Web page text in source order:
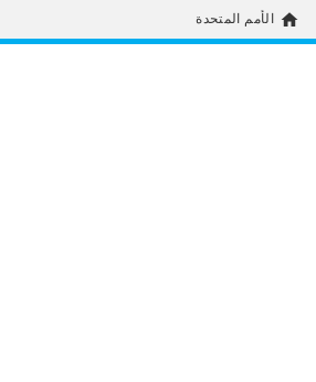
home الأمم المتحدة